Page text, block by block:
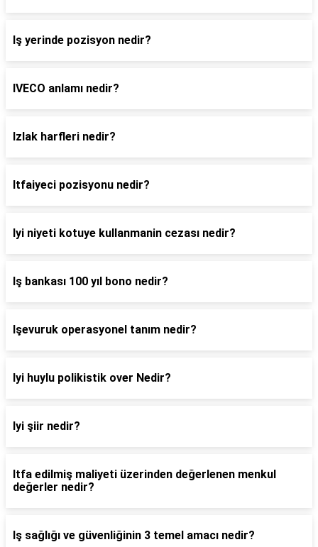
Iş yerinde pozisyon nedir?
IVECO anlamı nedir?
Izlak harfleri nedir?
Itfaiyeci pozisyonu nedir?
Iyi niyeti kotuye kullanmanin cezası nedir?
Iş bankası 100 yıl bono nedir?
Işevuruk operasyonel tanım nedir?
Iyi huylu polikistik over Nedir?
Iyi şiir nedir?
Itfa edilmiş maliyeti üzerinden değerlenen menkul
değerler nedir?
Iş sağlığı ve güvenliğinin 3 temel amacı nedir?